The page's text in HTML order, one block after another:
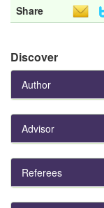
Share
Discover
Author
Advisor
Referees